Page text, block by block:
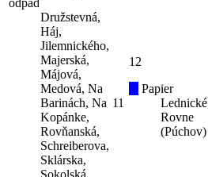
odpad
Družstevná,
Háj,
Jilemnického,
Majerská,
Májová,
Medová, Na
Barinách, Na
Kopánke,
Rovňanská,
Schreiberova,
Sklárska,
Sokolská,
11
12
Papier
Lednické
Rovne
(Púchov)